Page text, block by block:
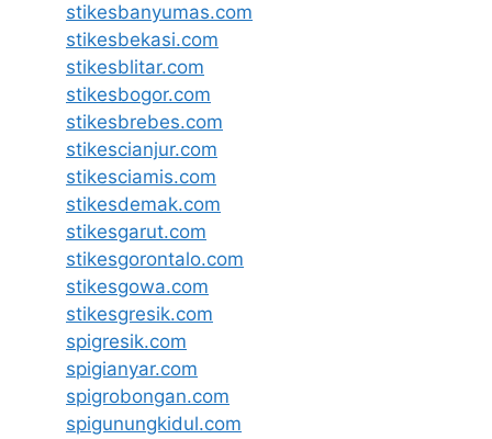
stikesbanyumas.com
stikesbekasi.com
stikesblitar.com
stikesbogor.com
stikesbrebes.com
stikescianjur.com
stikesciamis.com
stikesdemak.com
stikesgarut.com
stikesgorontalo.com
stikesgowa.com
stikesgresik.com
spigresik.com
spigianyar.com
spigrobongan.com
spigunungkidul.com